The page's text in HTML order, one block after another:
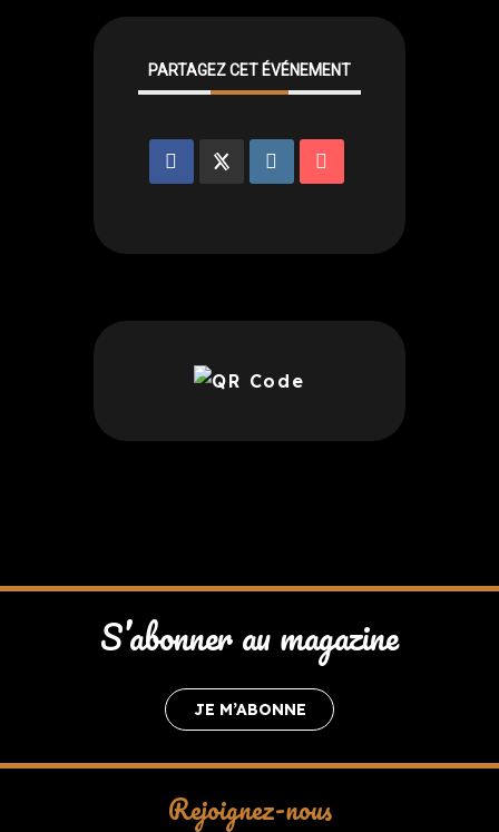
PARTAGEZ CET ÉVÉNEMENT
S’abonner au magazine
JE M’ABONNE
Rejoignez-nous